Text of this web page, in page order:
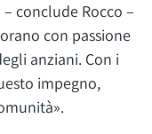
conclude Rocco –
con passione
anziani. Con i
impegno,